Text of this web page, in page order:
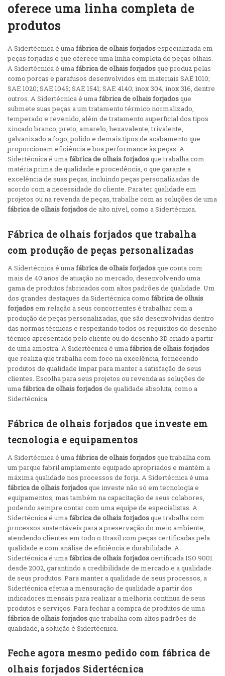
oferece uma linha completa de
produtos
A Sidertécnica é umafábrica de olhais forjadosespecializada em
peças forjadas e que oferece uma linha completa de peças olhais.
A Sidertécnica é umafábrica de olhais forjadosque produz pelas
como porcas e parafusos desenvolvidos em materiais SAE 1010;
SAE 1020; SAE 1045; SAE 1541; SAE 4140; inox 304; inox 316, dentre
outros. A Sidertécnica é umafábrica de olhais forjadosque
submete suas peças a um tratamento térmico normalizado,
temperado e revenido, além de tratamento superficial dos tipos
zincado branco, preto, amarelo, hexavalente, trivalente,
galvanizado a fogo, polido e demais tipos de acabamento que
proporcionam eficiência e boa performance às peças. A
Sidertécnica é umafábrica de olhais forjadosque trabalha com
matéria prima de qualidade e procedência, o que garante a
excelência de suas peças, incluindo peças personalizadas de
acordo com a necessidade do cliente. Para ter qualidade em
projetos ou na revenda de peças, trabalhe com as soluções de uma
fábrica de olhais forjadosde alto nível, como a Sidertécnica.
Fábrica de olhais forjados que trabalha
com produção de peças personalizadas
A Sidertécnica é umafábrica de olhais forjadosque conta com
mais de 40 anos de atuação no mercado, desenvolvendo uma
gama de produtos fabricados com altos padrões de qualidade. Um
dos grandes destaques da Sidertécnica como fábrica de olhais
forjadosem relação a seus concorrentes é trabalhar com a
produção de peças personalizadas, que são desenvolvidas dentro
das normas técnicas e respeitando todos os requisitos do desenho
técnico apresentado pelo cliente ou do desenho 3D criado a partir
de uma amostra. A Sidertécnica é umafábrica de olhais forjados
que realiza que trabalha com foco na excelência, fornecendo
produtos de qualidade ímpar para manter a satisfação de seus
clientes. Escolha para seus projetos ou revenda as soluções de
umafábrica de olhais forjadosde qualidade absoluta, como a
Sidertécnica.
Fábrica de olhais forjados que investe em
tecnologia e equipamentos
A Sidertécnica é umafábrica de olhais forjadosque trabalha com
um parque fabril amplamente equipado apropriados e mantém a
máxima qualidade nos processos de forja. A Sidertécnica é uma
fábrica de olhais forjadosque investe não só em tecnologia e
equipamentos, mas também na capacitação de seus colabores,
podendo sempre contar com uma equipe de especialistas. A
Sidertécnica é umafábrica de olhais forjadosque trabalha com
processos sustentáveis para a preservação do meio ambiente,
atendendo clientes em todo o Brasil com peças certificadas pela
qualidade e com análise de eficiência e durabilidade. A
Sidertécnica é umafábrica de olhais forjadoscertificada ISO 9001
desde 2002, garantindo a credibilidade de mercado e a qualidade
de seus produtos. Para manter a qualidade de seus processos, a
Sidertécnica efetua a mensuração de qualidade a partir dos
indicadores mensais para realizar a melhoria contínua de seus
produtos e serviços. Para fechar a compra de produtos de uma
fábrica de olhais forjadosque trabalha com altos padrões de
qualidade, a solução é Sidertécnica.
Feche agora mesmo pedido com fábrica de
olhais forjados Sidertécnica